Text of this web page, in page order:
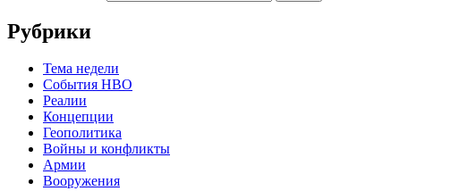
Рубрики
Тема недели
События НВО
Реалии
Концепции
Геополитика
Войны и конфликты
Армии
Вооружения